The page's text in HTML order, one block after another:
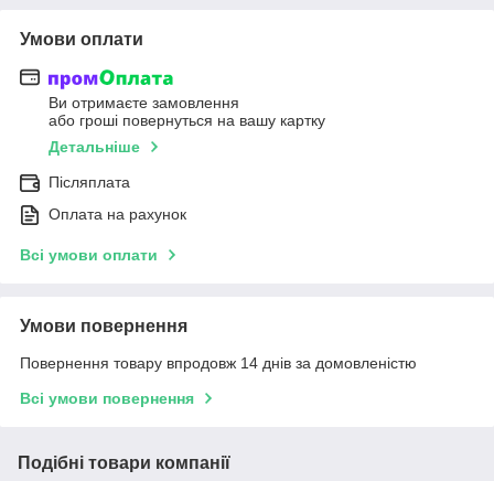
Умови оплати
Ви отримаєте замовлення
або гроші повернуться на вашу картку
Детальніше
Післяплата
Оплата на рахунок
Всі умови оплати
Умови повернення
Повернення товару впродовж 14 днів за домовленістю
Всі умови повернення
Подібні товари компанії